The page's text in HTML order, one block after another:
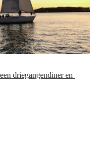
driegangendiner en